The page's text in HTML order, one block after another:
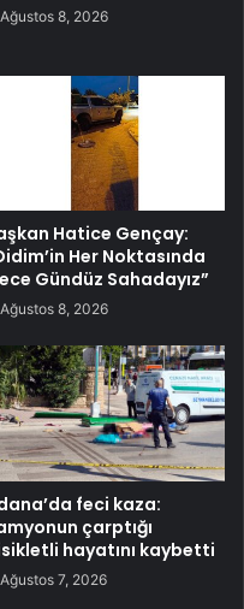
Ağustos 8, 2026
Hatice Gençay:
Her Noktasında
Gündüz Sahadayız”
Ağustos 8, 2026
feci kaza:
çarptığı
hayatını kaybetti
Ağustos 7, 2026